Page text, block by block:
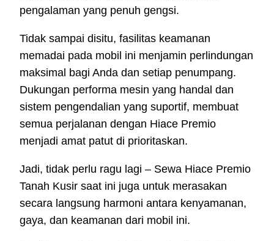
pengalaman yang penuh gengsi.
Tidak sampai disitu, fasilitas keamanan
memadai pada mobil ini menjamin perlindungan
maksimal bagi Anda dan setiap penumpang.
Dukungan performa mesin yang handal dan
sistem pengendalian yang suportif, membuat
semua perjalanan dengan Hiace Premio
menjadi amat patut di prioritaskan.
Jadi, tidak perlu ragu lagi – Sewa Hiace Premio
Tanah Kusir saat ini juga untuk merasakan
secara langsung harmoni antara kenyamanan,
gaya, dan keamanan dari mobil ini.